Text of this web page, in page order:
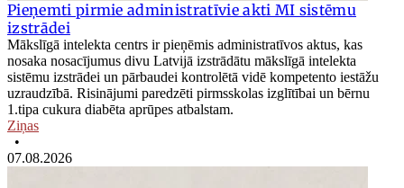
Pieņemti pirmie administratīvie akti MI sistēmu
izstrādei
Mākslīgā intelekta centrs ir pieņēmis administratīvos aktus, kas
nosaka nosacījumus divu Latvijā izstrādātu mākslīgā intelekta
sistēmu izstrādei un pārbaudei kontrolētā vidē kompetento iestāžu
uzraudzībā. Risinājumi paredzēti pirmsskolas izglītībai un bērnu
1.tipa cukura diabēta aprūpes atbalstam.
Ziņas
•
07.08.2026